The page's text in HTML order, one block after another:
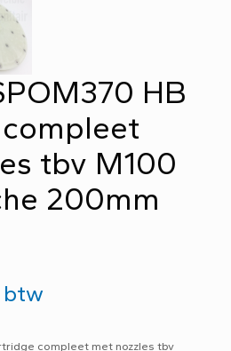
HB
tbv M100
200mm
btw
compleet met nozzles tbv